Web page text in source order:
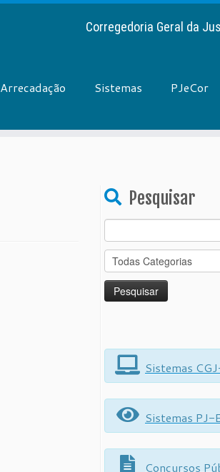
Corregedoria Geral da
Arrecadação Sistemas PJeCor
Pesquisar
for:
Sistemas
Sistemas PJ-
Concursos